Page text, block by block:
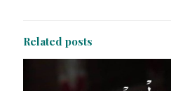
Related posts